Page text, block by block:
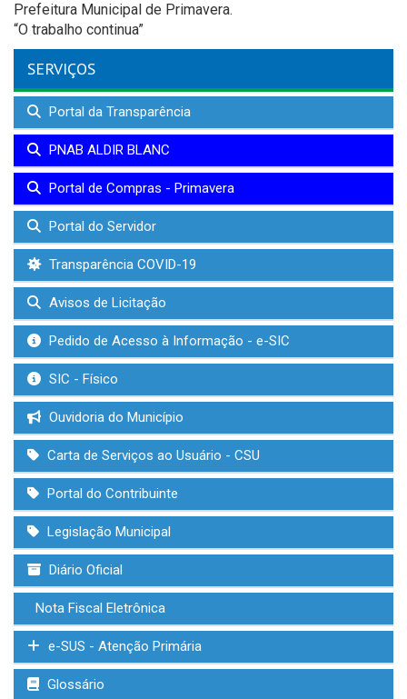
Prefeitura Municipal de Primavera.
“O trabalho continua”
SERVIÇOS
Portal da Transparência
PNAB ALDIR BLANC
Portal de Compras - Primavera
Portal do Servidor
Transparência COVID-19
Avisos de Licitação
Pedido de Acesso à Informação - e-SIC
SIC - Físico
Ouvidoria do Município
Carta de Serviços ao Usuário - CSU
Portal do Contribuinte
Legislação Municipal
Diário Oficial
Nota Fiscal Eletrônica
e-SUS - Atenção Primária
Glossário